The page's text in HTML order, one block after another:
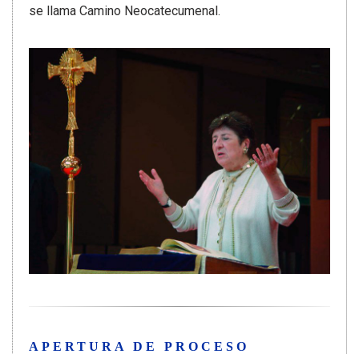
se llama Camino Neocatecumenal.
APERTURA DE PROCESO